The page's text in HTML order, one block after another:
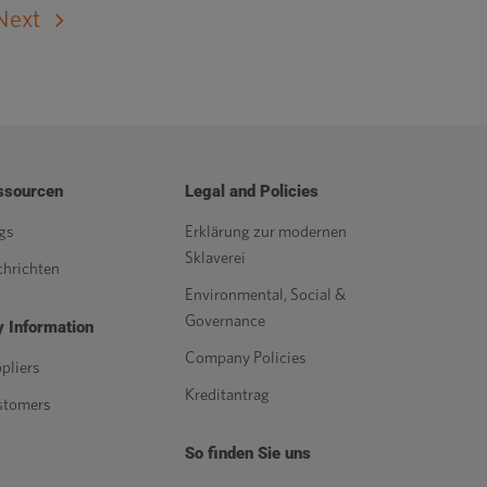
Information
Legal and Policies
Erklärung zur modernen
Sklaverei
Environmental, Social &
Governance
Company Policies
Kreditantrag
So finden Sie uns